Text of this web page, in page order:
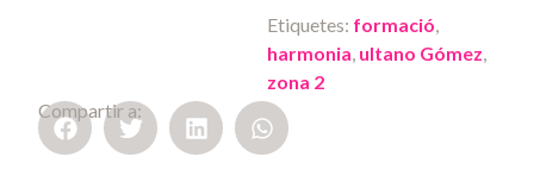
Etiquetes: formació,
harmonia, ultano Gómez,
zona 2
Compartir a: